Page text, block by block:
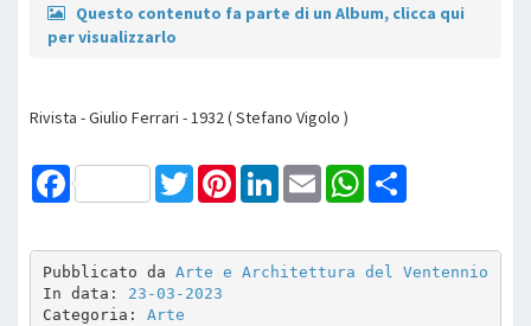
Questo contenuto fa parte di un Album, clicca qui
per visualizzarlo
Rivista - Giulio Ferrari - 1932 ( Stefano Vigolo )
Facebook TwitterPinterestLinkedInEmail WhatsApp
Pubblicato da Arte e Architettura del Ventennio
In data: 23-03-2023
Categoria: Arte